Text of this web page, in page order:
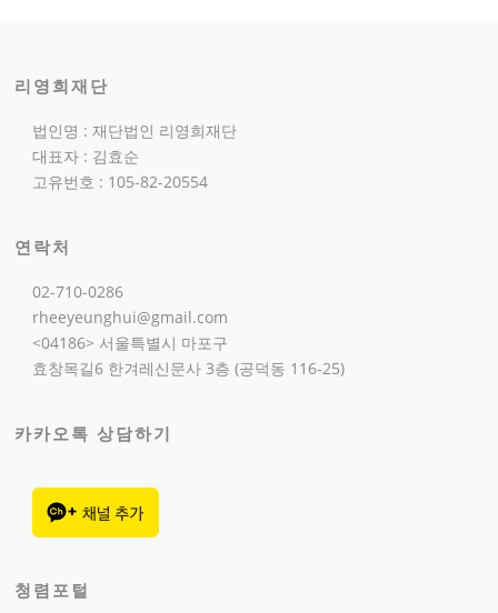
리영희재단
법인명 : 재단법인 리영희재단
대표자 : 김효순
고유번호 : 105-82-20554
연락처
02-710-0286
rheeyeunghui@gmail.com
<04186> 서울특별시 마포구
효창목길6 한겨레신문사 3층 (공덕동 116-25)
카카오톡 상담하기
청렴포털